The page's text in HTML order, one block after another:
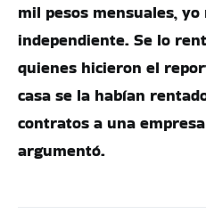
mil pesos mensuales,
independiente. Se lo
quienes hicieron el
casa se la habían
contratos a una
argumentó.